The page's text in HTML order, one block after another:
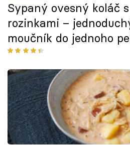
Sypaný ovesný koláč
rozinkami –
moučník do jednoho